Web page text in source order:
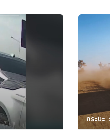
กระบะ,